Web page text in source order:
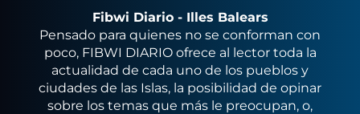
Fibwi Diario - Illes Balears
Pensado para quienes no se conforman con
poco, FIBWI DIARIO ofrece al lector toda la
actualidad de cada uno de los pueblos y
ciudades de las Islas, la posibilidad de opinar
sobre los temas que más le preocupan, o,